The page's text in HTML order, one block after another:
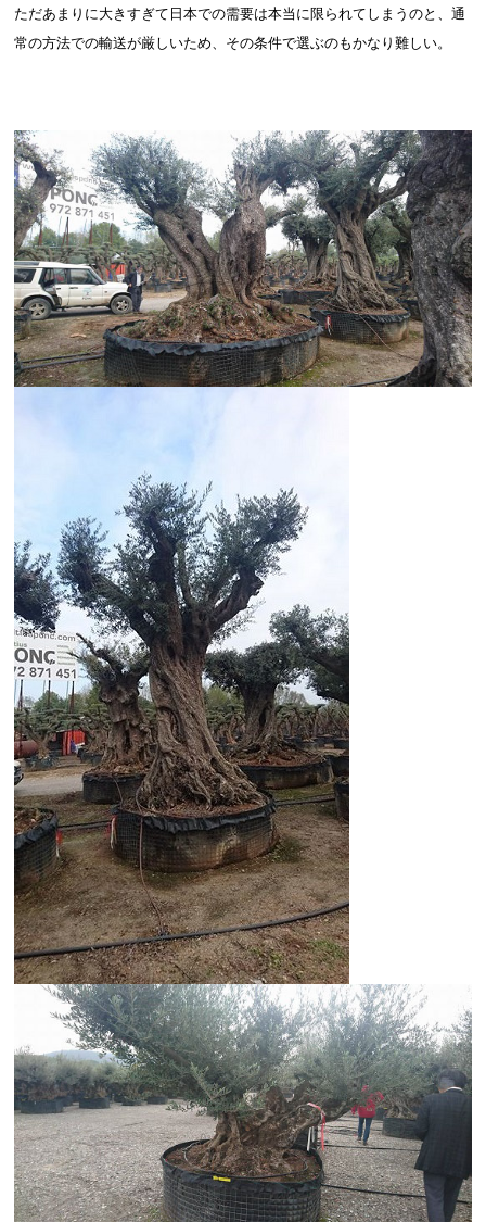
ただあまりに大きすぎて日本での需要は本当に限られてしまうのと、通
常の方法での輸送が厳しいため、その条件で選ぶのもかなり難しい。